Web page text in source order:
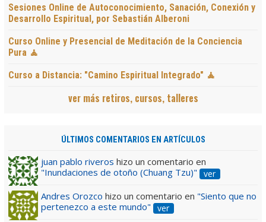
Sesiones Online de Autoconocimiento, Sanación, Conexión y
Desarrollo Espiritual, por Sebastián Alberoni
Curso Online y Presencial de Meditación de la Conciencia
Pura 🧘
Curso a Distancia: "Camino Espiritual Integrado" 🧘
ver más retiros, cursos, talleres
ÚLTIMOS COMENTARIOS EN ARTÍCULOS
juan pablo riveros hizo un comentario en
"Inundaciones de otoño (Chuang Tzu)"
ver
Andres Orozco hizo un comentario en "Siento que no
pertenezco a este mundo"
ver